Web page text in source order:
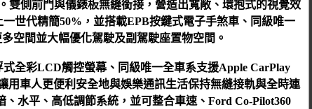
雙側前門與儀錶板無縫銜接，營造出寬敞、環抱式的視覺效
世代精簡50%，並搭載EPB按鍵式電子手煞車、同級唯一
空間並大幅優化駕駛及副駕駛座置物空間。
全彩LCD觸控螢幕、同級唯一全車系支援Apple CarPlay
車人更便利安全地與娛樂通訊生活保持無縫接軌與全時連
水平、高低調節系統，並可整合車速、Ford Co-Pilot360